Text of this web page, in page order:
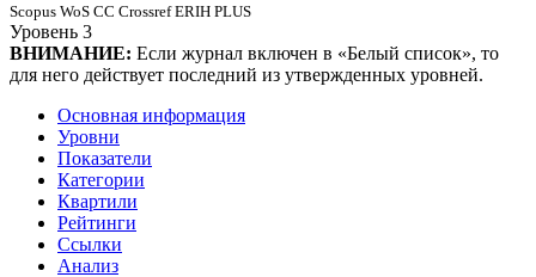
Scopus WoS CC Crossref ERIH PLUS
Уровень 3
ВНИМАНИЕ: Если журнал включен в «Белый список», то
для него действует последний из утвержденных уровней.
Основная информация
Уровни
Показатели
Категории
Квартили
Рейтинги
Ссылки
Анализ